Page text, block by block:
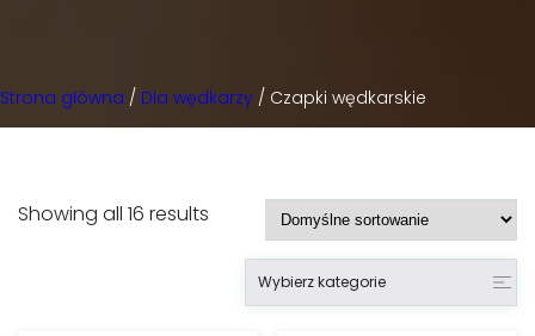
Strona główna / Dla wędkarzy / Czapki wędkarskie
Showing all 16 results
Wybierz kategorie